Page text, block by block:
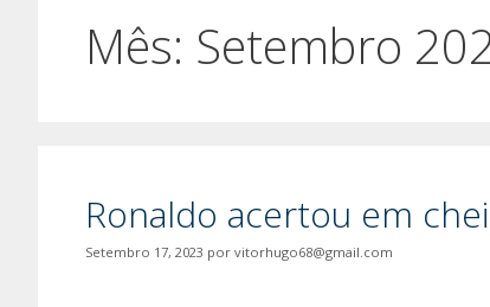
Mês: Setembro
Ronaldo acertou em
Setembro 17, 2023 por vitorhugo68@gmail.com